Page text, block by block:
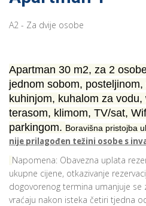
A2 - Za dvije osobe
Apartman 30 m2, za 2
jednom sobom,
kuhinjom, kuhalom za
terasom, klimom, TV/sat,
parkingom. Boravišna pristojba
nije prilagođen težini osobe s
Napomena: Obavezna uplata
ukupne cijene, otkazivanje
dogovorenog termina umanjuje se
vraćaju nakon isteka četiri tjedna